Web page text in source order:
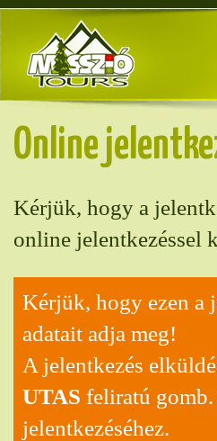
Online
Kérjük, hogy a
online jelentkezéssel
Kérjük, hogy ezen a
adatait adja meg!
A jelentkezés
UTAS feliratú gomb.
jelentkezéséhez.